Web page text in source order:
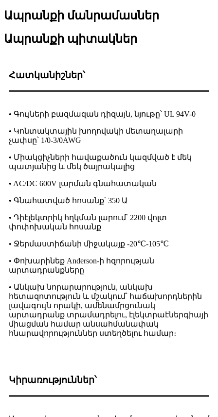
Ապրանքի մանրամասներ
Ապրանքի պիտակներ
Հատկանիշներ՝
• Գույների բազմազան դիզայն, նյութը՝ UL 94V-0
• Կոնտակտային խողովակի մետաղալարի
չափսը՝ 1/0-3/0AWG
• Միակցիչների հավաքածուն կազմված է մեկ
պատյանից և մեկ ծայրակալից
• AC/DC 600V լարման գնահատական
• Գնահատված հոսանք՝ 350 Ա
• Դիէլեկտրիկ հղկման լարում՝ 2200 վոլտ
փոփոխական հոսանք
• Ջերմաստիճանի միջակայք -20℃-105℃
• Փոխարինեք Anderson-ի հզորության
արտադրանքները
• Անկախ նորարարություն, անկախ
հետազոտություն և մշակում՝ հաճախորդներին
լավագույն որակի, ամենամրցունակ
արտադրանք տրամադրելու, էլեկտրաէներգիայի
միացման համար անսահմանափակ
հնարավորություններ ստեղծելու համար։
Կիրառություններ՝